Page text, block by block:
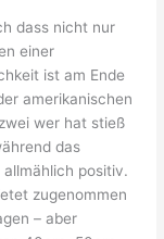
dass nicht nur
einer
ist am Ende
amerikanischen
wer hat stieß
das
positiv.
zugenommen
– aber